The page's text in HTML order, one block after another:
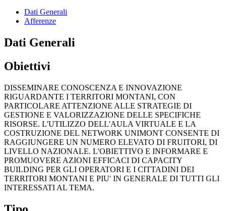
Dati Generali
Afferenze
Dati Generali
Obiettivi
DISSEMINARE CONOSCENZA E INNOVAZIONE
RIGUARDANTE I TERRITORI MONTANI, CON
PARTICOLARE ATTENZIONE ALLE STRATEGIE DI
GESTIONE E VALORIZZAZIONE DELLE SPECIFICHE
RISORSE. L'UTILIZZO DELL'AULA VIRTUALE E LA
COSTRUZIONE DEL NETWORK UNIMONT CONSENTE DI
RAGGIUNGERE UN NUMERO ELEVATO DI FRUITORI, DI
LIVELLO NAZIONALE. L'OBIETTIVO E INFORMARE E
PROMUOVERE AZIONI EFFICACI DI CAPACITY
BUILDING PER GLI OPERATORI E I CITTADINI DEI
TERRITORI MONTANI E PIU' IN GENERALE DI TUTTI GLI
INTERESSATI AL TEMA.